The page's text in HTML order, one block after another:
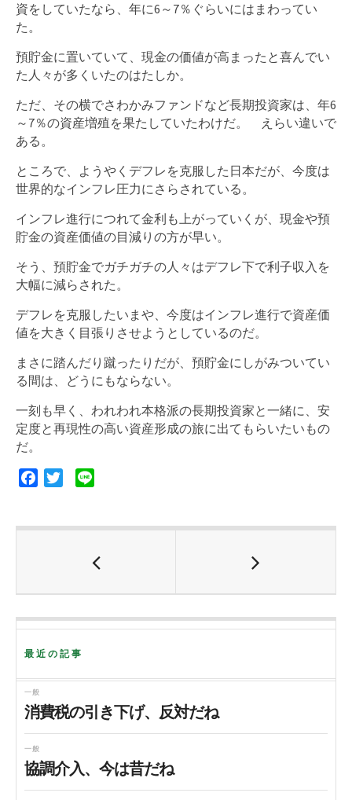
資をしていたなら、年に6～7％ぐらいにはまわってい
た。
預貯金に置いていて、現金の価値が高まったと喜んでい
た人々が多くいたのはたしか。
ただ、その横でさわかみファンドなど長期投資家は、年6
～7％の資産増殖を果たしていたわけだ。 えらい違いで
ある。
ところで、ようやくデフレを克服した日本だが、今度は
世界的なインフレ圧力にさらされている。
インフレ進行につれて金利も上がっていくが、現金や預
貯金の資産価値の目減りの方が早い。
そう、預貯金でガチガチの人々はデフレ下で利子収入を
大幅に減らされた。
デフレを克服したいまや、今度はインフレ進行で資産価
値を大きく目張りさせようとしているのだ。
まさに踏んだり蹴ったりだが、預貯金にしがみついてい
る間は、どうにもならない。
一刻も早く、われわれ本格派の長期投資家と一緒に、安
定度と再現性の高い資産形成の旅に出てもらいたいもの
だ。
o
r
最近の記事
一般
消費税の引き下げ、反対だね
一般
協調介入、今は昔だね